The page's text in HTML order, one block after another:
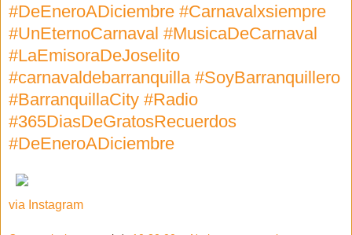
#DeEneroADiciembre #Carnavalxsiempre
#UnEternoCarnaval #MusicaDeCarnaval
#LaEmisoraDeJoselito
#carnavaldebarranquilla #SoyBarranquillero
#BarranquillaCity #Radio
#365DiasDeGratosRecuerdos
#DeEneroADiciembre
via Instagram